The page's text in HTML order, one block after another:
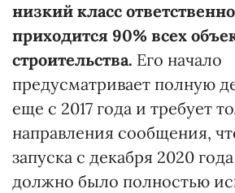
низкий класс
приходится 90% всех
строительства. Его начало
предусматривает полную
еще с 2017 года и требует
направления сообщения,
запуска с декабря 2020
должно было полностью